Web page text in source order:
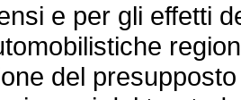
e per gli effetti
del